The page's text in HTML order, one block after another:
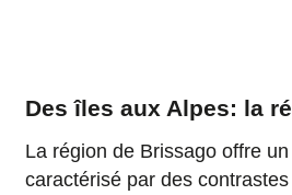
Des îles aux Alpes: la
La région de Brissago offre
caractérisé par des